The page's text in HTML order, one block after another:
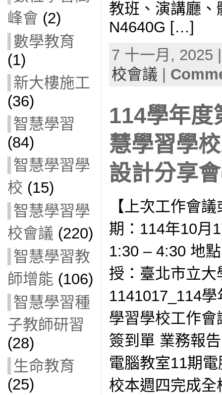
峰會 (2)
數學教育
(1)
新大樓施工
(36)
智慧學習
(84)
智慧學習學
校 (15)
智慧學習學
校會議 (220)
智慧學習教
師增能 (106)
智慧學習種
子教師研習
(28)
生命教育
(25)
教班、演講廳
N4640G […]
7 十一月, 2025
校會議 |
114學年度
慧學習學
設計分享
【上次工作會
期：114年10月
1:30 – 4:30 地
授：臺北市立
1141017_114
學習學校工作
簽到單 業務報
電腦教室11期
校本週四完成